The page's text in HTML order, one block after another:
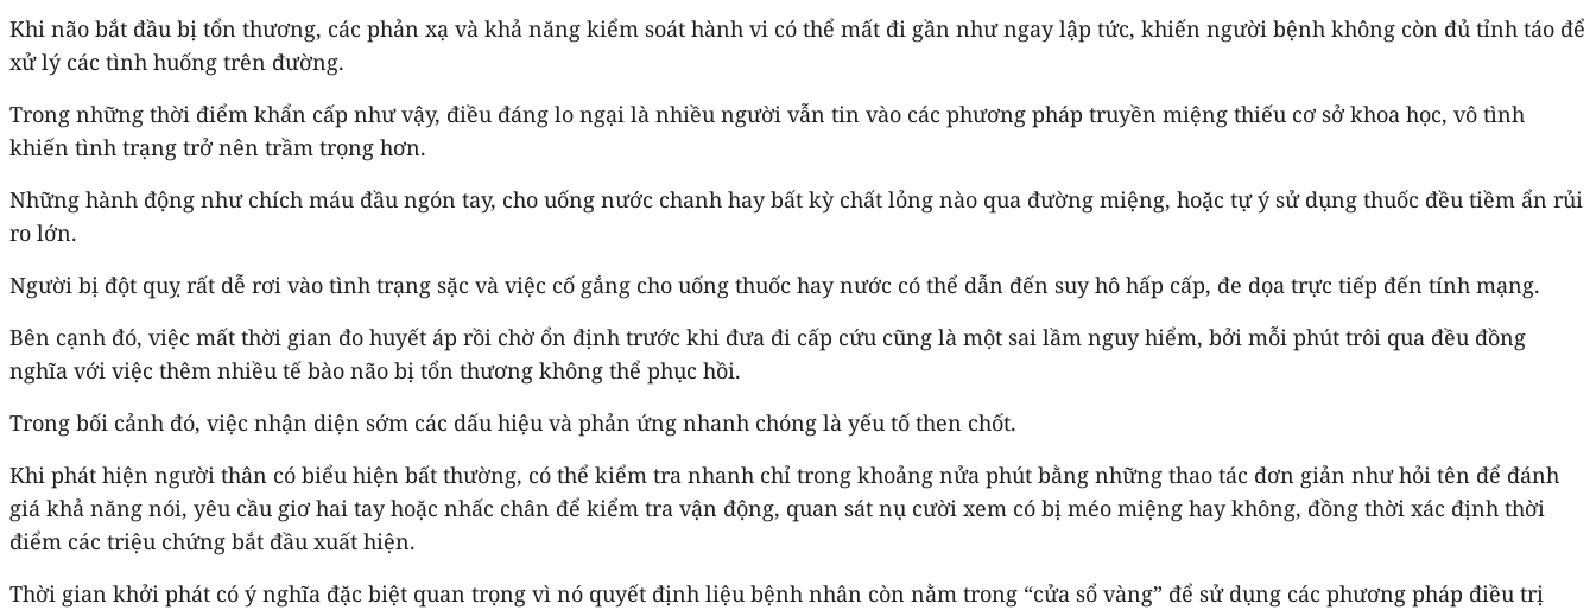
Khi não bắt đầu bị tổn thương, các phản xạ và khả năng kiểm soát hành vi có thể mất đi gần như ngay lập tức, khiến người bệnh không còn đủ tỉnh táo để
xử lý các tình huống trên đường.
Trong những thời điểm khẩn cấp như vậy, điều đáng lo ngại là nhiều người vẫn tin vào các phương pháp truyền miệng thiếu cơ sở khoa học, vô tình
khiến tình trạng trở nên trầm trọng hơn.
Những hành động như chích máu đầu ngón tay, cho uống nước chanh hay bất kỳ chất lỏng nào qua đường miệng, hoặc tự ý sử dụng thuốc đều tiềm ẩn rủi
ro lớn.
Người bị đột quỵ rất dễ rơi vào tình trạng sặc và việc cố gắng cho uống thuốc hay nước có thể dẫn đến suy hô hấp cấp, đe dọa trực tiếp đến tính mạng.
Bên cạnh đó, việc mất thời gian đo huyết áp rồi chờ ổn định trước khi đưa đi cấp cứu cũng là một sai lầm nguy hiểm, bởi mỗi phút trôi qua đều đồng
nghĩa với việc thêm nhiều tế bào não bị tổn thương không thể phục hồi.
Trong bối cảnh đó, việc nhận diện sớm các dấu hiệu và phản ứng nhanh chóng là yếu tố then chốt.
Khi phát hiện người thân có biểu hiện bất thường, có thể kiểm tra nhanh chỉ trong khoảng nửa phút bằng những thao tác đơn giản như hỏi tên để đánh
giá khả năng nói, yêu cầu giơ hai tay hoặc nhấc chân để kiểm tra vận động, quan sát nụ cười xem có bị méo miệng hay không, đồng thời xác định thời
điểm các triệu chứng bắt đầu xuất hiện.
Thời gian khởi phát có ý nghĩa đặc biệt quan trọng vì nó quyết định liệu bệnh nhân còn nằm trong “cửa sổ vàng” để sử dụng các phương pháp điều trị